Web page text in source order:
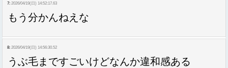
7: 2026/04/19(日) 14:52:17.63
もう分かんねえな
8: 2026/04/19(日) 14:56:30.52
うぶ毛まですごいけどなんか違和感ある